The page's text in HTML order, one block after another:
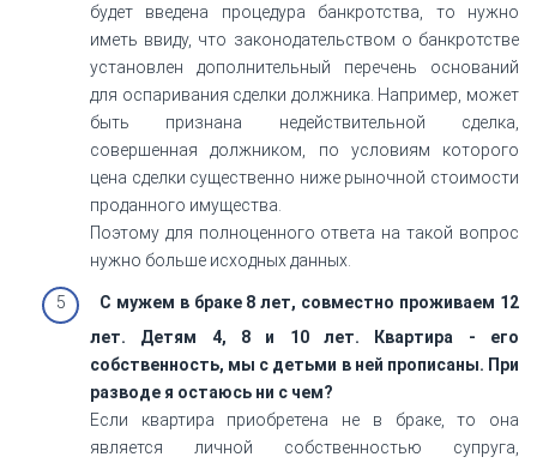
будет введена процедура банкротства, то нужно
иметь ввиду, что законодательством о банкротстве
установлен дополнительный перечень оснований
для оспаривания сделки должника. Например, может
быть признана недействительной сделка,
совершенная должником, по условиям которого
цена сделки существенно ниже рыночной стоимости
проданного имущества.
Поэтому для полноценного ответа на такой вопрос
нужно больше исходных данных.
С мужем в браке 8 лет, совместно проживаем 12
лет. Детям 4, 8 и 10 лет. Квартира - его
собственность, мы с детьми в ней прописаны. При
разводе я остаюсь ни с чем?
Если квартира приобретена не в браке, то она
является личной собственностью супруга,